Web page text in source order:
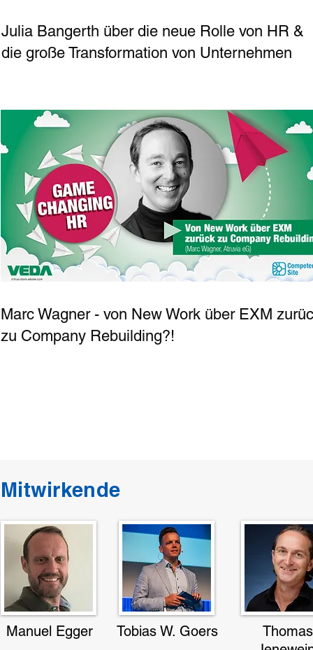
Julia Bangerth über die neue Rolle von HR &
die große Transformation von Unternehmen
Marc Wagner - von New Work über EXM
zu Company Rebuilding?!
Mitwirkende
Manuel Egger Tobias W. Goers
Thomas